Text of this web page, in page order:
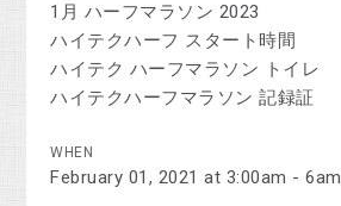
1月 ハーフマラソン 2023
ハイテクハーフ スタート時間
ハイテク ハーフマラソン トイレ
ハイテクハーフマラソン 記録証
WHEN
February 01, 2021 at 3:00am - 6am